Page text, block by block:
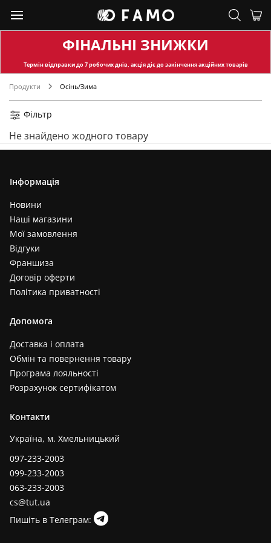
ФІНАЛЬНІ ЗНИЖКИ
Термін відправкидо 7 робочих днів, акція діє до закінчення акційних товарів
Продукти Осінь/Зима
Фільтр
Не знайдено жодного товару
Інформація
Новини
Наші магазини
Мої замовлення
Відгуки
Франшиза
Договір оферти
Політика приватності
Допомога
Доставка і оплата
Обмін та повернення товару
Програма лояльності
Розрахунок сертифікатом
Контакти
Україна, м. Хмельницький
097-233-2003
099-233-2003
063-233-2003
cs@tut.ua
Пишіть в Телеграм: